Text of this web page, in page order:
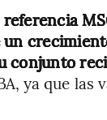
conjunto
ya que las